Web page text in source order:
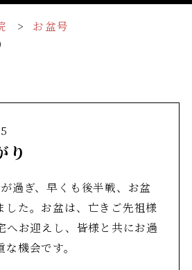
お盆号
り
過ぎ、早くも後半戦、お盆
した。お盆は、亡きご先祖様
へお迎えし、皆様と共にお過
機会です。